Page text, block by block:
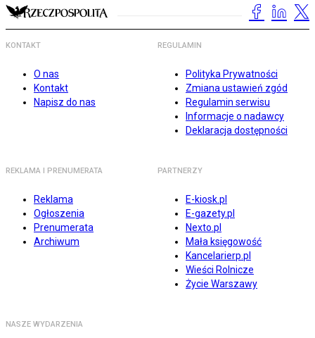
KONTAKT
O nas
Kontakt
Napisz do nas
REGULAMIN
Polityka Prywatności
Zmiana ustawień zgód
Regulamin serwisu
Informacje o nadawcy
Deklaracja dostępności
REKLAMA I PRENUMERATA
Reklama
Ogłoszenia
Prenumerata
Archiwum
PARTNERZY
E-kiosk.pl
E-gazety.pl
Nexto.pl
Mała księgowość
Kancelarierp.pl
Wieści Rolnicze
Życie Warszawy
NASZE WYDARZENIA